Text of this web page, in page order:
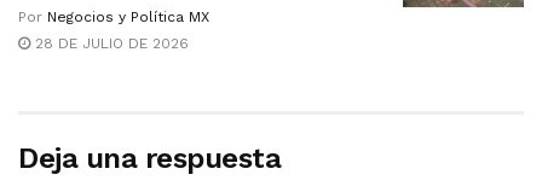
Por Negocios y Política MX
28 DE JULIO DE 2026
Deja una respuesta